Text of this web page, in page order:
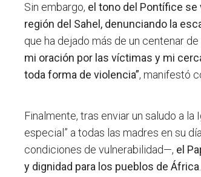
Sin embargo, el tono del Pontífice
región del Sahel, denunciando la
que ha dejado más de un centenar
mi oración por las víctimas y mi
toda forma de violencia”, manifestó
Finalmente, tras enviar un saludo a
especial” a todas las madres en su
condiciones de vulnerabilidad—, el
y dignidad para los pueblos de África.